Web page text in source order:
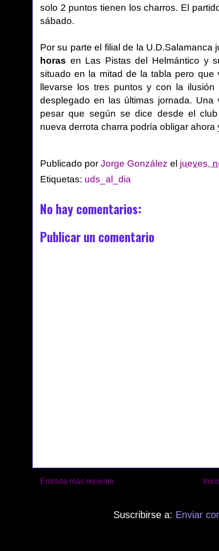
solo 2 puntos tienen los charros. El
sábado.
Por su parte el filial de la
horas en Las Pistas del Helmántico y
situado en la mitad de la tabla pero
llevarse los tres puntos y con la
desplegado en las últimas jornada.
pesar que según se dice desde el
nueva derrota charra podría obligar
Publicado por Jorge González el jueves,
Etiquetas: uds_al_dia
No hay comentarios:
Publicar un comentario
Entrada más reciente
Suscribirse a: Enviar